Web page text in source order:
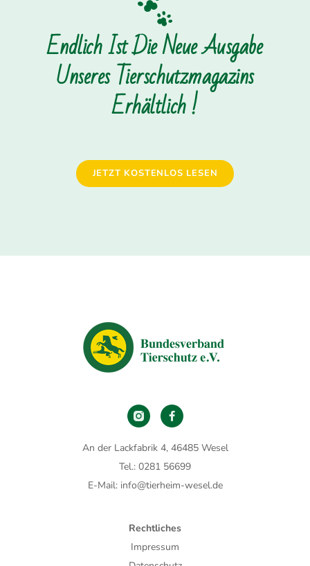
Endlich Ist Die Neue Ausgabe
Unseres Tierschutzmagazins
Erhältlich !
JETZT KOSTENLOS LESEN
An der Lackfabrik 4, 46485 Wesel
Tel.: 0281 56699
E-Mail: info@tierheim-wesel.de
Rechtliches
Impressum